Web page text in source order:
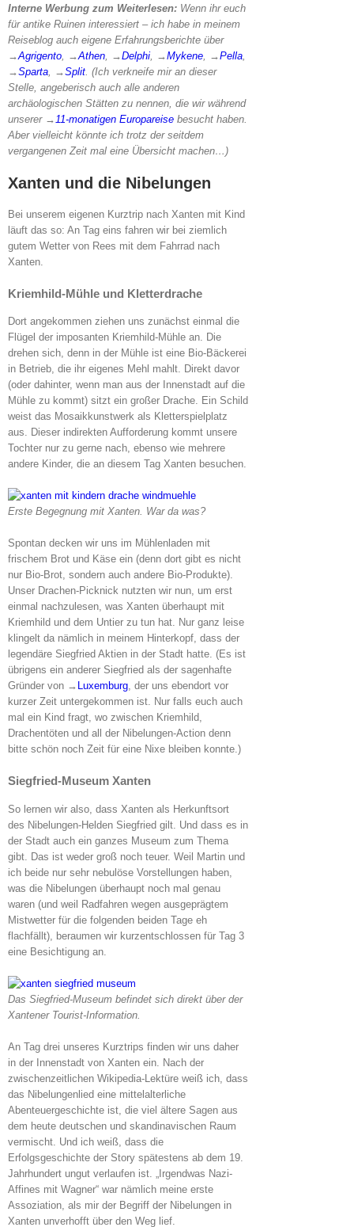
Interne Werbung zum Weiterlesen: Wenn ihr euch
für antike Ruinen interessiert – ich habe in meinem
Reiseblog auch eigene Erfahrungsberichte über
→Agrigento, →Athen, →Delphi, →Mykene, →Pella,
→Sparta, →Split. (Ich verkneife mir an dieser
Stelle, angeberisch auch alle anderen
archäologischen Stätten zu nennen, die wir während
unserer →11-monatigen Europareise besucht haben.
Aber vielleicht könnte ich trotz der seitdem
vergangenen Zeit mal eine Übersicht machen…)
Xanten und die Nibelungen
Bei unserem eigenen Kurztrip nach Xanten mit Kind
läuft das so: An Tag eins fahren wir bei ziemlich
gutem Wetter von Rees mit dem Fahrrad nach
Xanten.
Kriemhild-Mühle und Kletterdrache
Dort angekommen ziehen uns zunächst einmal die
Flügel der imposanten Kriemhild-Mühle an. Die
drehen sich, denn in der Mühle ist eine Bio-Bäckerei
in Betrieb, die ihr eigenes Mehl mahlt. Direkt davor
(oder dahinter, wenn man aus der Innenstadt auf die
Mühle zu kommt) sitzt ein großer Drache. Ein Schild
weist das Mosaikkunstwerk als Kletterspielplatz
aus. Dieser indirekten Aufforderung kommt unsere
Tochter nur zu gerne nach, ebenso wie mehrere
andere Kinder, die an diesem Tag Xanten besuchen.
Erste Begegnung mit Xanten. War da was?
Spontan decken wir uns im Mühlenladen mit
frischem Brot und Käse ein (denn dort gibt es nicht
nur Bio-Brot, sondern auch andere Bio-Produkte).
Unser Drachen-Picknick nutzten wir nun, um erst
einmal nachzulesen, was Xanten überhaupt mit
Kriemhild und dem Untier zu tun hat. Nur ganz leise
klingelt da nämlich in meinem Hinterkopf, dass der
legendäre Siegfried Aktien in der Stadt hatte. (Es ist
übrigens ein anderer Siegfried als der sagenhafte
Gründer von → Luxemburg, der uns ebendort vor
kurzer Zeit untergekommen ist. Nur falls euch auch
mal ein Kind fragt, wo zwischen Kriemhild,
Drachentöten und all der Nibelungen-Action denn
bitte schön noch Zeit für eine Nixe bleiben konnte.)
Siegfried-Museum Xanten
So lernen wir also, dass Xanten als Herkunftsort
des Nibelungen-Helden Siegfried gilt. Und dass es in
der Stadt auch ein ganzes Museum zum Thema
gibt. Das ist weder groß noch teuer. Weil Martin und
ich beide nur sehr nebulöse Vorstellungen haben,
was die Nibelungen überhaupt noch mal genau
waren (und weil Radfahren wegen ausgeprägtem
Mistwetter für die folgenden beiden Tage eh
flachfällt), beraumen wir kurzentschlossen für Tag 3
eine Besichtigung an.
Das Siegfried-Museum befindet sich direkt über der
Xantener Tourist-Information.
An Tag drei unseres Kurztrips finden wir uns daher
in der Innenstadt von Xanten ein. Nach der
zwischenzeitlichen Wikipedia-Lektüre weiß ich, dass
das Nibelungenlied eine mittelalterliche
Abenteuergeschichte ist, die viel ältere Sagen aus
dem heute deutschen und skandinavischen Raum
vermischt. Und ich weiß, dass die
Erfolgsgeschichte der Story spätestens ab dem 19.
Jahrhundert ungut verlaufen ist. „Irgendwas Nazi-
Affines mit Wagner“ war nämlich meine erste
Assoziation, als mir der Begriff der Nibelungen in
Xanten unverhofft über den Weg lief.